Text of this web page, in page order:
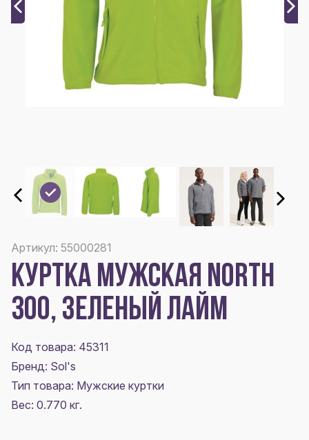
Артикул: 55000281
КУРТКА МУЖСКАЯ NORTH
300, ЗЕЛЕНЫЙ ЛАЙМ
Код товара: 45311
Бренд: Sol's
Тип товара: Мужские куртки
Вес: 0.770 кг.